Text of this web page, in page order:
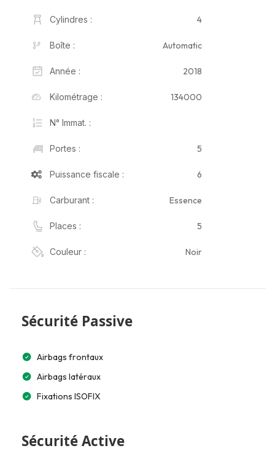
Cylindres : 4
Boîte : Automatic
Année : 2018
Kilométrage : 134000
N° Immat. :
Portes : 5
Puissance fiscale : 6
Carburant : Essence
Places : 5
Couleur : Noir
Sécurité Passive
Airbags frontaux
Airbags latéraux
Fixations ISOFIX
Sécurité Active